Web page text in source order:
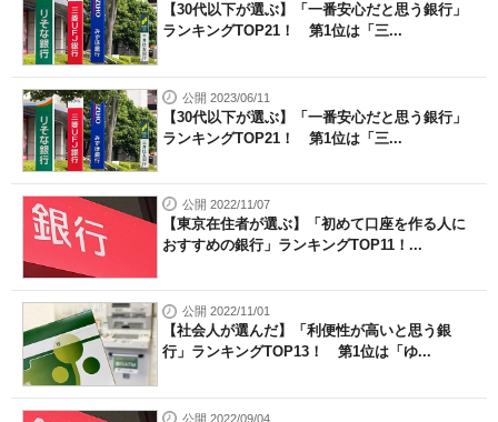
【30代以下が選ぶ】「一番安心だと思う銀行」
ランキングTOP21！ 第1位は「三...
公開 2023/06/11
【30代以下が選ぶ】「一番安心だと思う銀行」
ランキングTOP21！ 第1位は「三...
公開 2022/11/07
【東京在住者が選ぶ】「初めて口座を作る人に
おすすめの銀行」ランキングTOP11！...
公開 2022/11/01
【社会人が選んだ】「利便性が高いと思う銀
行」ランキングTOP13！ 第1位は「ゆ...
公開 2022/09/04